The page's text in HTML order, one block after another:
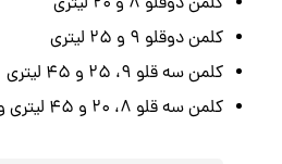
کلمن دوقلو 9 و 25 لیتری
کلمن سه قلو 9، 25 و 45 لیتری
کلمن سه قلو 8، 20 و 45 لیتری و …